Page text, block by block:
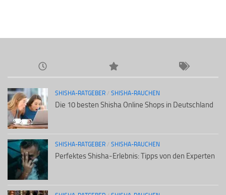
SHISHA-RATGEBER / SHISHA-RAUCHEN
Die 10 besten Shisha Online Shops in Deutschland
SHISHA-RATGEBER / SHISHA-RAUCHEN
Perfektes Shisha-Erlebnis: Tipps von den Experten